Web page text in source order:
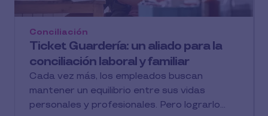
Ticket Guardería: un aliado para la
conciliación laboral y familiar
Conciliación
Cada vez más, los empleados buscan
mantener un equilibrio entre sus vidas
personales y profesionales. Pero lograrlo...